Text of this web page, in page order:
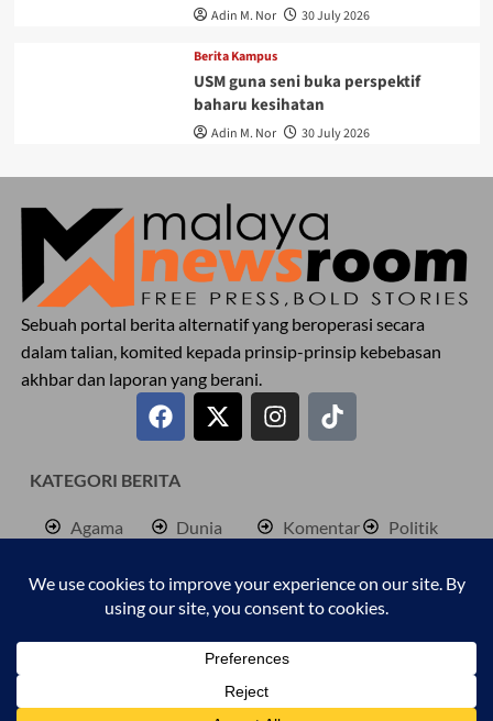
Adin M. Nor 30 July 2026
Berita Kampus
USM guna seni buka perspektif
baharu kesihatan
Adin M. Nor 30 July 2026
Sebuah portal berita alternatif yang beroperasi secara
dalam talian, komited kepada prinsip-prinsip kebebasan
akhbar dan laporan yang berani.
KATEGORI BERITA
Agama
Berita
Bisnes
Dunia
Jenayah
Kembara
Komentar
Palestine
Pendidkan
Politik
Sukan